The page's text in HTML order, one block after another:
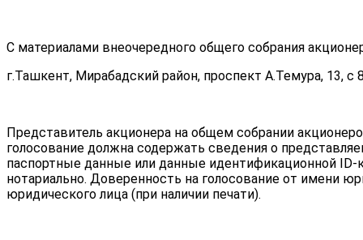
С материалами внеочередного общего собрания
г.Ташкент, Мирабадский район, проспект А.Темура, 13, с
Представитель акционера на общем собрании
голосование должна содержать сведения о
паспортные данные или данные идентификационной
нотариально. Доверенность на голосование от имени
юридического лица (при наличии печати).